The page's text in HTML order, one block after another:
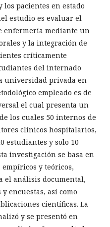
pacientes en estado
estudio es evaluar el
enfermería mediante un
y la integración de
críticamente
del internado
universidad privada en
empleado es de
el cual presenta un
los cuales 50 internos de
clínicos hospitalarios,
estudiantes y solo 10
investigación se basa en
empíricos y teóricos,
el análisis documental,
encuestas, así como
científicas. La
y se presentó en